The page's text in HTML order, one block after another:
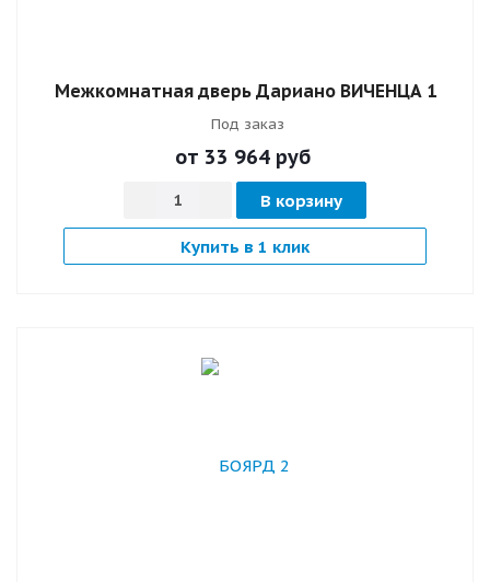
Межкомнатная дверь Дариано ВИЧЕНЦА 1
Под заказ
от 33 964 руб
В корзину
Купить в 1 клик